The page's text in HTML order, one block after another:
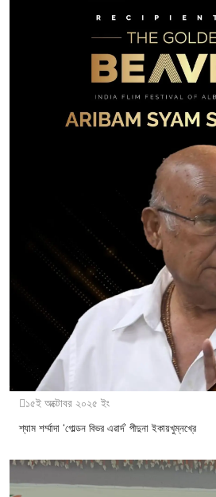
১৫ই অক্টোবর ২০২৫ ইং
শ্যাম শর্ম্মাদা ‘গোল্ডন বিভর এৱার্দ’ পীদুনা ইকায়খুম্নখ্রে